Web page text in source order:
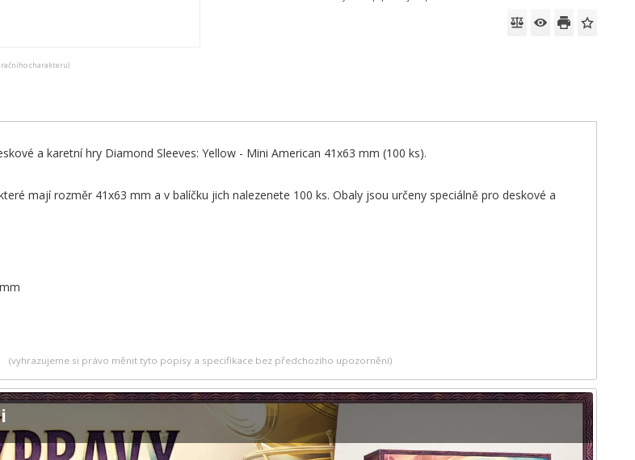
charakteru)
a karetní hry Diamond Sleeves: Yellow - Mini American 41x63 mm (100 ks).
mají rozměr 41x63 mm a v balíčku jich nalezenete 100 ks. Obaly jsou určeny speciálně pro deskové a
(vyhrazujeme si právo měnit tyto popisy a specifikace bez předchozího upozornění)